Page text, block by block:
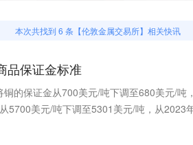
本次共找到 6 条【伦敦金属交易所】相关快讯
品保证金标准
铜的保证金从700美元/吨下调至680美元/
5700美元/吨下调至5301美元/吨，从2023